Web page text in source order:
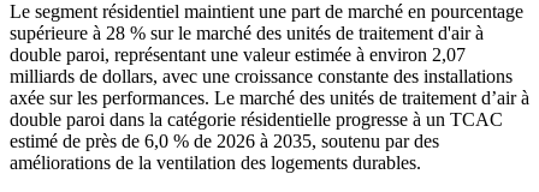
Le segment résidentiel maintient une part de marché en pourcentage
supérieure à 28 % sur le marché des unités de traitement d'air à
double paroi, représentant une valeur estimée à environ 2,07
milliards de dollars, avec une croissance constante des installations
axée sur les performances. Le marché des unités de traitement d’air à
double paroi dans la catégorie résidentielle progresse à un TCAC
estimé de près de 6,0 % de 2026 à 2035, soutenu par des
améliorations de la ventilation des logements durables.